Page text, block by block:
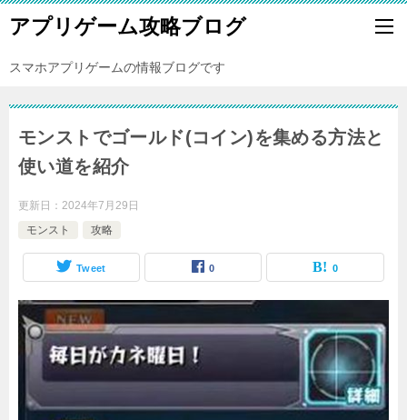
アプリゲーム攻略ブログ
スマホアプリゲームの情報ブログです
モンストでゴールド(コイン)を集める方法と
使い道を紹介
更新日： 2024年7月29日
モンスト
攻略
Tweet 0 0